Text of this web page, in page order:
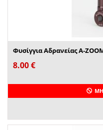
Φυσίγγια Αδρανείας A-
8.00€